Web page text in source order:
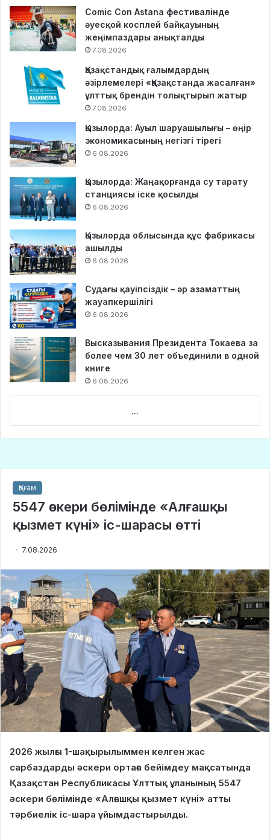
Comic Con Astana фестивалінде
әуесқой косплей байқауының
жеңімпаздары анықталды
7.08.2026
Қазақстандық ғалымдардың
әзірлемелері «Қазақстанда жасалған»
ұлттық брендін толықтырып жатыр
7.08.2026
Қызылорда: Ауыл шаруашылығы – өңір
экономикасының негізгі тірегі
6.08.2026
Қызылорда: Жаңақорғанда су тарату
станциясы іске қосылды
6.08.2026
Қызылорда облысында құс фабрикасы
ашылды
6.08.2026
Судағы қауіпсіздік – әр азаматтың
жауапкершілігі
6.08.2026
Высказывания Президента Токаева за
более чем 30 лет объединили в одной
книге
6.08.2026
...